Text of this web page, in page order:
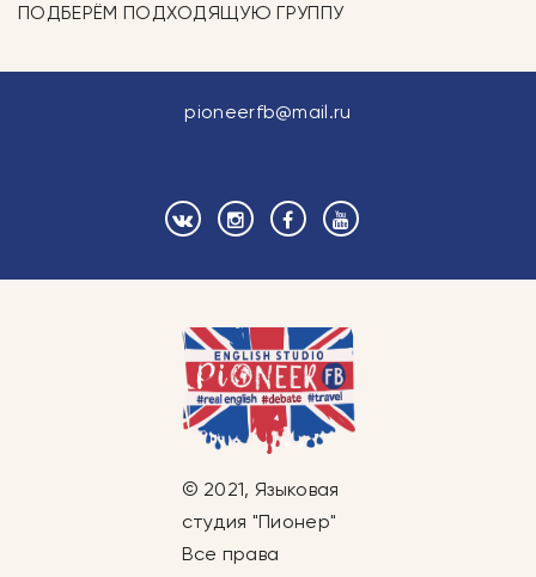
ПОДБЕРЁМ ПОДХОДЯЩУЮ ГРУППУ
pioneerfb@mail.ru
© 2021, Языковая
студия "Пионер"
Все права